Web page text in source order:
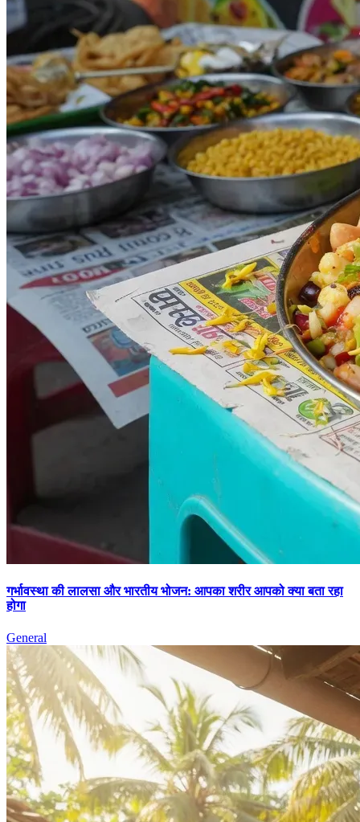
गर्भावस्था की लालसा और भारतीय भोजन: आपका शरीर आपको क्या बता रहा
होगा
General